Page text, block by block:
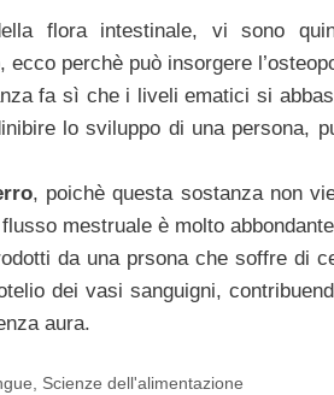
flora intestinale, vi sono
, ecco perchè può insorgere
fa sì che i liveli ematici si
lo sviluppo di una persona,
, poichè questa sostanza non
mestruale è molto
da una prsona che soffre di
dei vasi sanguigni,
aura.
Scienze dell'alimentazione